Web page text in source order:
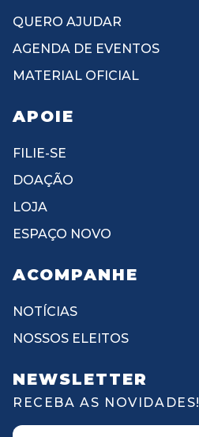
QUERO AJUDAR
AGENDA DE EVENTOS
MATERIAL OFICIAL
APOIE
FILIE-SE
DOAÇÃO
LOJA
ESPAÇO NOVO
ACOMPANHE
NOTÍCIAS
NOSSOS ELEITOS
NEWSLETTER
RECEBA AS NOVIDADES!